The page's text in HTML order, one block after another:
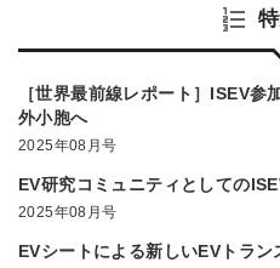
［世界最前線レポート］ISEV
外小胞へ
2025年08月号
EV研究コミュニティとしての
2025年08月号
EVシートによる新しいEVトラ